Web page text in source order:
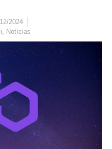
2024
, Notícias